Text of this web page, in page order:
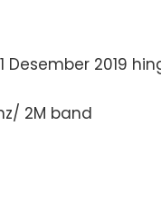
Desember 2019
2M band